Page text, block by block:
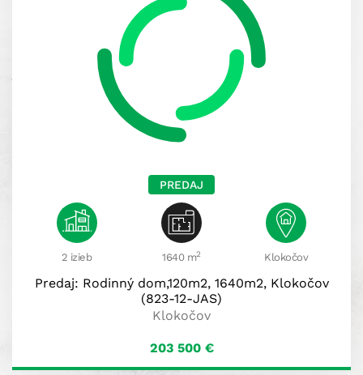
PREDAJ
2 izieb 1640 m2 Klokočov
Predaj: Rodinný dom,120m2, 1640m2, Klokočov
(823-12-JAS)
Klokočov
203 500 €